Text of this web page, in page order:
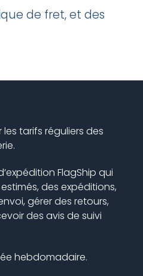
de fret, et des
les tarifs réguliers des
FlagShip qui
des expéditions,
gérer des retours,
des avis de suivi
hebdomadaire.